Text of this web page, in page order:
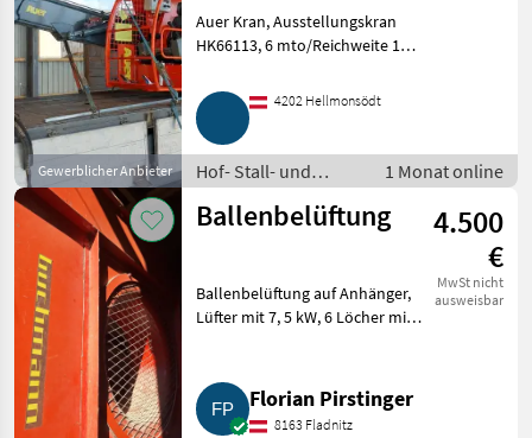
Gewerblicher Anbieter
Auer Kran, Ausstellungskran
HK66113, 6 mto/Reichweite 11
Designkabine, 11 kW Motor,
endlos drehbar, Ölkühler,
Greifer mit Rotator mit Zinken
4202 Hellmonsödt
Hof- Stall- und
Weidetechnik /
Heutechnik
1 Monat online
Ballenbelüftung
4.500
€
MwSt nicht
ausweisbar
Ballenbelüftung auf Anhänger,
Lüfter mit 7, 5 kW, 6 Löcher mit
Anhänger mit Druckluftbremse.
Hof- Stall- und We
Florian Pirstinger
8163 Fladnitz